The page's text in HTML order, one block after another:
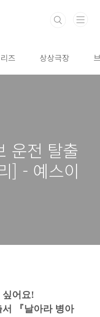
즈 상상극장
운전 탈출
] - 예스이
싶어요!
『날아라 병아